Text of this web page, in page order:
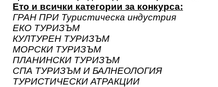
Ето и всички категории за конкурса:
ГРАН ПРИ Туристическа индустрия
ЕКО ТУРИЗЪМ
КУЛТУРЕН ТУРИЗЪМ
МОРСКИ ТУРИЗЪМ
ПЛАНИНСКИ ТУРИЗЪМ
СПА ТУРИЗЪМ И БАЛНЕОЛОГИЯ
ТУРИСТИЧЕСКИ АТРАКЦИИ